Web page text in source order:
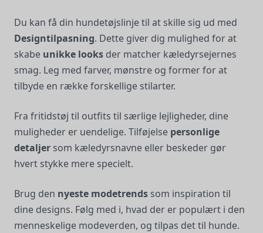
Du kan få din hundetøjslinje til at skille sig ud med
Designtilpasning. Dette giver dig mulighed for at
skabe unikke looks der matcher kæledyrsejernes
smag. Leg med farver, mønstre og former for at
tilbyde en række forskellige stilarter.
Fra fritidstøj til outfits til særlige lejligheder, dine
muligheder er uendelige. Tilføjelse personlige
detaljer som kæledyrsnavne eller beskeder gør
hvert stykke mere specielt.
Brug den nyeste modetrends som inspiration til
dine designs. Følg med i, hvad der er populært i den
menneskelige modeverden, og tilpas det til hunde.